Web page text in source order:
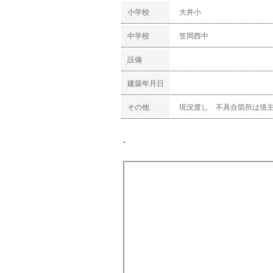
小学校 大井小
中学校 笠岡西中
設備
建築年月日
その他 現況渡し 不具合箇所は借